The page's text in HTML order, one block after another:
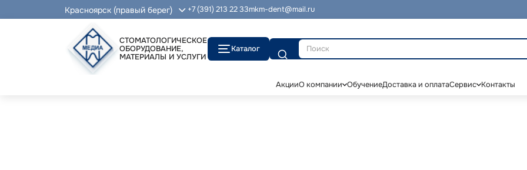
Красноярск (правый берег) +7 (391) 213 22 33mkm-dent@mail.ru
СТОМАТОЛОГИЧЕСКОЕ
ОБОРУДОВАНИЕ,
МАТЕРИАЛЫ И УСЛУГИ
Каталог
Поиск
АкцииО компании ОбучениеДоставка и оплатаСервис Контакты